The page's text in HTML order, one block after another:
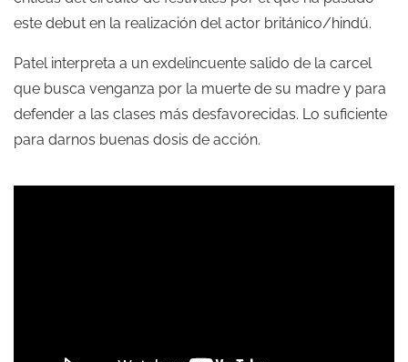
este debut en la realización del actor británico/hindú.
Patel interpreta a un exdelincuente salido de la carcel
que busca venganza por la muerte de su madre y para
defender a las clases más desfavorecidas. Lo suficiente
para darnos buenas dosis de acción.